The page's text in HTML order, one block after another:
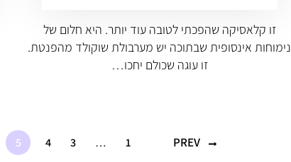
זו קלאסיקה שהפכתי לטובה עוד יותר. היא חלום של
נימוחות אינסופית שבתוכה יש מערבולת שוקולד מהפנטת.
זו עוגה שכולם יחכו…
PREV
1
…
3
4
5